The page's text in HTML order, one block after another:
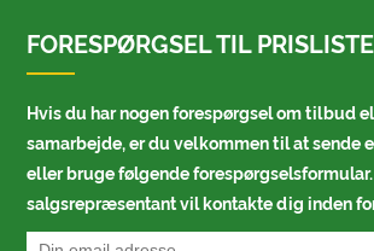
FORESPØRGSEL TIL PRISLISTE
Hvis du har nogen forespørgsel om tilbud
samarbejde, er du velkommen til at sende
eller bruge følgende forespørgselsformular.
salgsrepræsentant vil kontakte dig inden